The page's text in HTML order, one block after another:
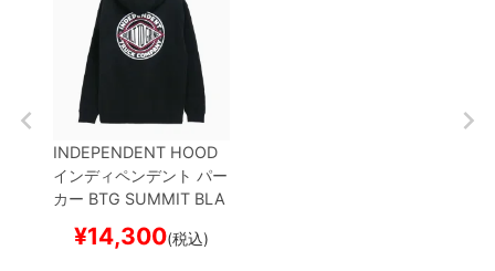
INDEPENDENT HOOD
インディペンデント パー
カー BTG SUMMIT BLA
ボー
¥14,300(税込)